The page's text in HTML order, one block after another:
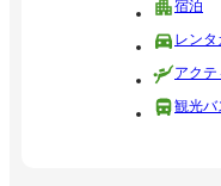
宿泊
レンタ
アクテ
観光バ